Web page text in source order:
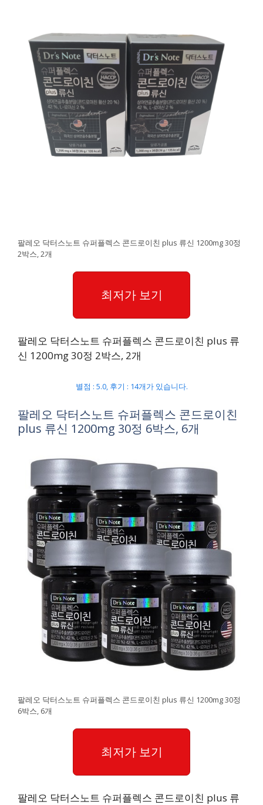
팔레오 닥터스노트 슈퍼플렉스 콘드로이친 plus 류신 1200mg 30정
2박스, 2개
최저가 보기
팔레오 닥터스노트 슈퍼플렉스 콘드로이친 plus 류
신 1200mg 30정 2박스, 2개
별점 : 5.0, 후기 : 14개가 있습니다.
팔레오 닥터스노트 슈퍼플렉스 콘드로이친
plus 류신 1200mg 30정 6박스, 6개
팔레오 닥터스노트 슈퍼플렉스 콘드로이친 plus 류신 1200mg 30정
6박스, 6개
최저가 보기
팔레오 닥터스노트 슈퍼플렉스 콘드로이친 plus 류